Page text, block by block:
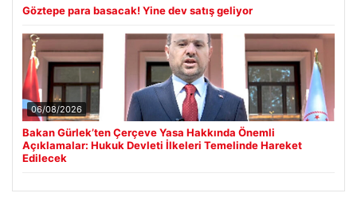
Göztepe para basacak! Yine dev satış geliyor
06/08/2026
Bakan Gürlek’ten Çerçeve Yasa Hakkında Önemli
Açıklamalar: Hukuk Devleti İlkeleri Temelinde Hareket
Edilecek